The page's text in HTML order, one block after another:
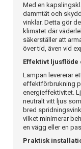
Med en
dammtät och
vinklar. Detta gör
klimatet där
säkerställer att
över tid, även vid
Effektivt
Lampan levererar
effektförbrukning
energieffektivitet.
neutralt vitt ljus
bred
vilket minimerar
en vägg eller en
Praktisk